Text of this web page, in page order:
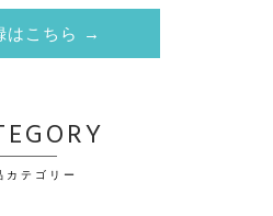
はこちら →
カテゴリー